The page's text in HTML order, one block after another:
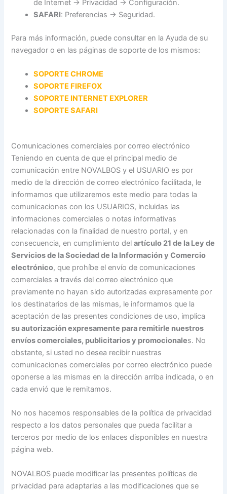
de Internet -> Privacidad -> Configuración.
SAFARI: Preferencias -> Seguridad.
Para más información, puede consultar en la Ayuda de su
navegador o en las páginas de soporte de los mismos:
SOPORTE CHROME
SOPORTE FIREFOX
SOPORTE INTERNET EXPLORER
SOPORTE SAFARI
Comunicaciones comerciales por correo electrónico
Teniendo en cuenta de que el principal medio de
comunicación entre NOVALBOS y el USUARIO es por
medio de la dirección de correo electrónico facilitada, le
informamos que utilizaremos este medio para todas la
comunicaciones con los USUARIOS, incluidas las
informaciones comerciales o notas informativas
relacionadas con la finalidad de nuestro portal, y en
consecuencia, en cumplimiento delartículo 21 de la Ley de
Servicios de la Sociedad de la Información y Comercio
electrónico, que prohíbe el envío de comunicaciones
comerciales a través del correo electrónico que
previamente no hayan sido autorizadas expresamente por
los destinatarios de las mismas, le informamos que la
aceptación de las presentes condiciones de uso, implica
su autorización expresamente para remitirle nuestros
envíos comerciales, publicitarios y promocionales. No
obstante, si usted no desea recibir nuestras
comunicaciones comerciales por correo electrónico puede
oponerse a las mismas en la dirección arriba indicada, o en
cada envió que le remitamos.
No nos hacemos responsables de la política de privacidad
respecto a los datos personales que pueda facilitar a
terceros por medio de los enlaces disponibles en nuestra
página web.
NOVALBOS puede modificar las presentes políticas de
privacidad para adaptarlas a las modificaciones que se